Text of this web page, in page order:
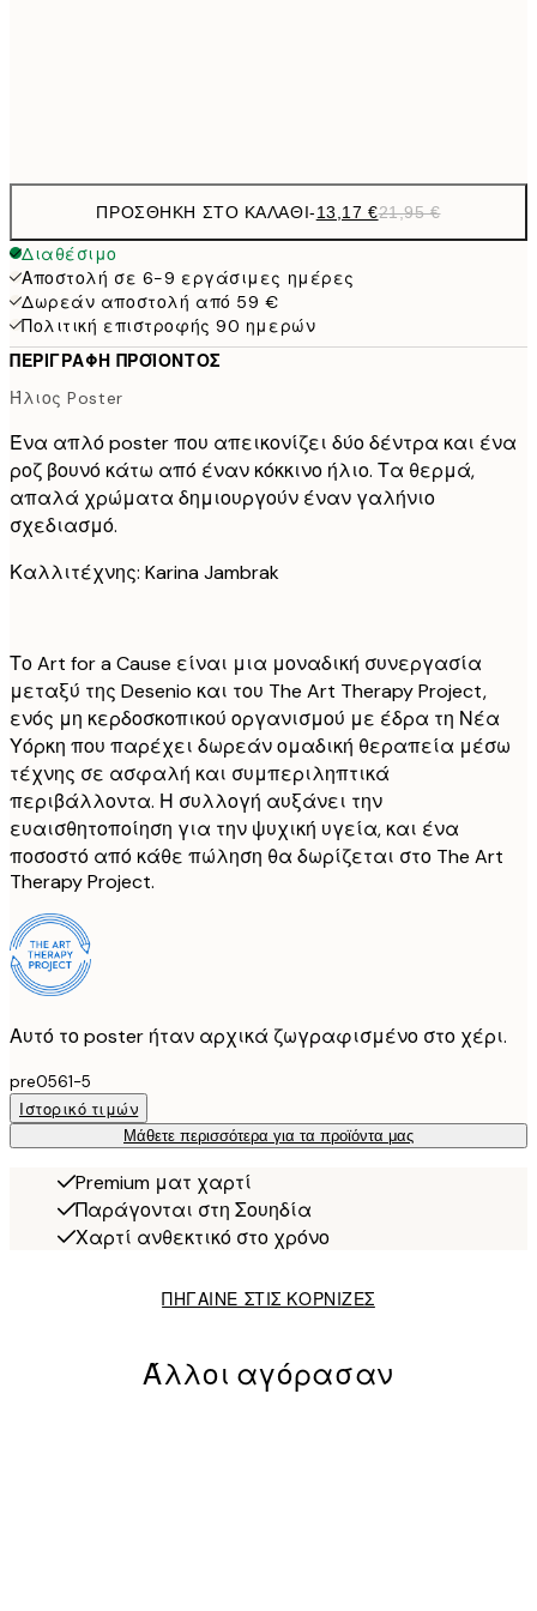
ΠΡΟΣΘΉΚΗ ΣΤΟ ΚΑΛΆΘΙ-13,17 €21,95 €
Διαθέσιμο
Αποστολή σε 6-9 εργάσιμες ημέρες
Δωρεάν αποστολή από 59 €
Πολιτική επιστροφής 90 ημερών
ΠΕΡΙΓΡΑΦΉ ΠΡΟΪΌΝΤΟΣ
Ήλιος Poster
Ένα απλό poster που απεικονίζει δύο δέντρα και ένα
ροζ βουνό κάτω από έναν κόκκινο ήλιο. Τα θερμά,
απαλά χρώματα δημιουργούν έναν γαλήνιο
σχεδιασμό.
Καλλιτέχνης: Karina Jambrak
Το Art for a Cause είναι μια μοναδική συνεργασία
μεταξύ της Desenio και του The Art Therapy Project,
ενός μη κερδοσκοπικού οργανισμού με έδρα τη Νέα
Υόρκη που παρέχει δωρεάν ομαδική θεραπεία μέσω
τέχνης σε ασφαλή και συμπεριληπτικά
περιβάλλοντα. Η συλλογή αυξάνει την
ευαισθητοποίηση για την ψυχική υγεία, και ένα
ποσοστό από κάθε πώληση θα δωρίζεται στο The Art
Therapy Project.
Αυτό το poster ήταν αρχικά ζωγραφισμένο στο χέρι.
pre0561-5
Ιστορικό τιμών
Μάθετε περισσότερα για τα προϊόντα μας
Premium ματ χαρτί
Παράγονται στη Σουηδία
Χαρτί ανθεκτικό στο χρόνο
ΠΗΓΑΙΝΕ ΣΤΙΣ ΚΟΡΝΙΖΕΣ
Άλλοι αγόρασαν